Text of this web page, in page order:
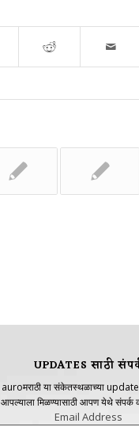
UPDATES साठी
auroमराठी या संकेतस्थळाच्या
आपल्याला मिळण्यासाठी आपण येथे
Email Address